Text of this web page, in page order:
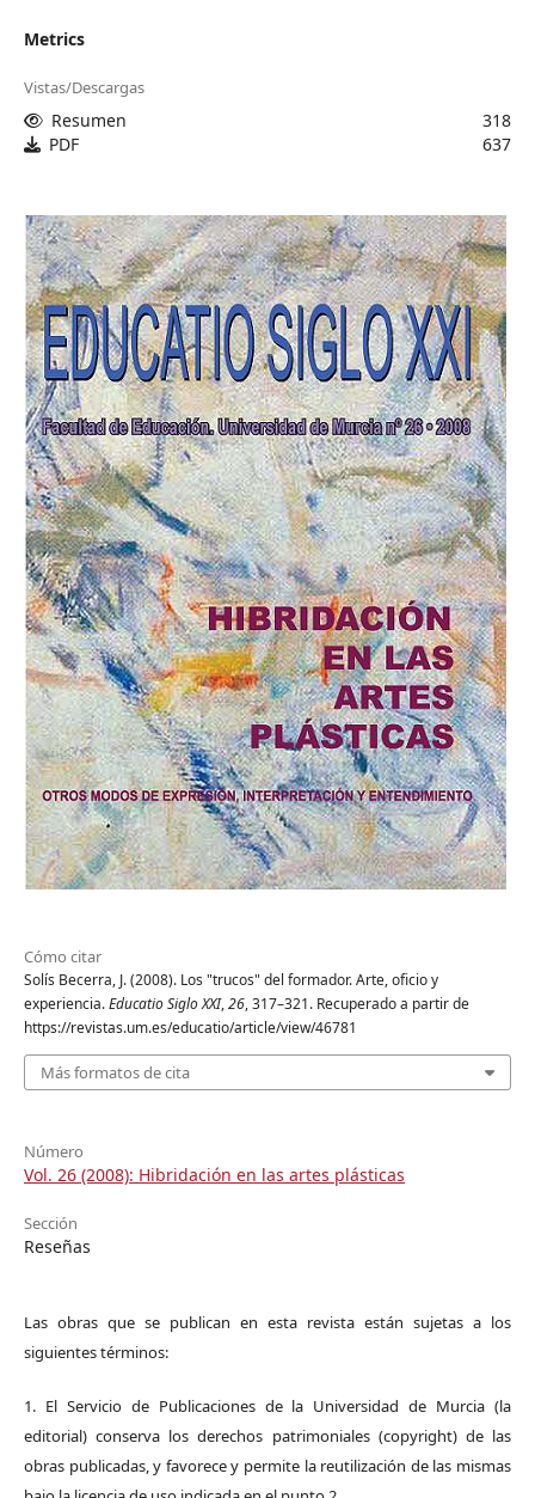
Metrics
Vistas/Descargas
Resumen
318
PDF
637
Cómo citar
Solís Becerra, J. (2008). Los "trucos" del formador. Arte, oficio y
experiencia.Educatio Siglo XXI,26, 317–321. Recuperado a partir de
https://revistas.um.es/educatio/article/view/46781
Más formatos de cita
Número
Vol. 26 (2008): Hibridación en las artes plásticas
Sección
Reseñas
Las obras que se publican en esta revista están sujetas a los
siguientes términos:
1. El Servicio de Publicaciones de la Universidad de Murcia (la
editorial) conserva los derechos patrimoniales (copyright) de las
obras publicadas, y favorece y permite la reutilización de las mismas